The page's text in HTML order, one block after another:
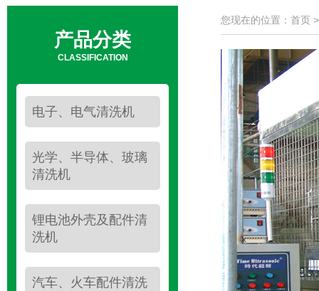
产品分类
CLASSIFICATION
电子、电气清洗机
光学、半导体、玻璃
清洗机
锂电池外壳及配件清
洗机
汽车、火车配件清洗
您现在的位置：首页